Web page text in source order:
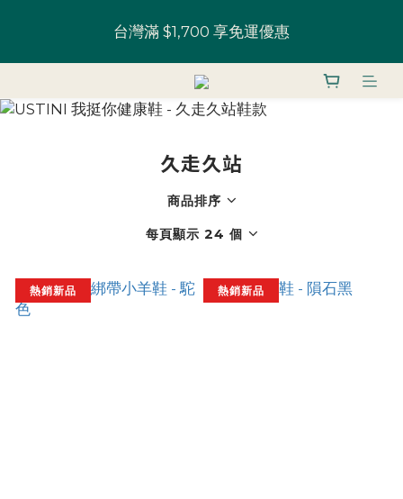
全館鞋款 一雙9折 U粉兩雙以上8折 (請務必登入)｜部
分鞋款 52 折起
台灣滿 $1,700 享免運優惠
U粉就是你！加入會員 $200 購物金馬上用~
分鞋款 52 折起
久走久站
商品排序
每頁顯示 24 個
熱銷新品 熱銷新品